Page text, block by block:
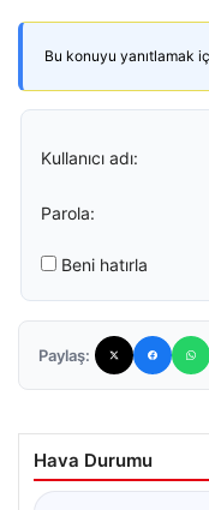
Bu konuyu yanıtlamak
Kullanıcı adı:
Parola:
Beni hatırla
Paylaş:
Hava Durumu